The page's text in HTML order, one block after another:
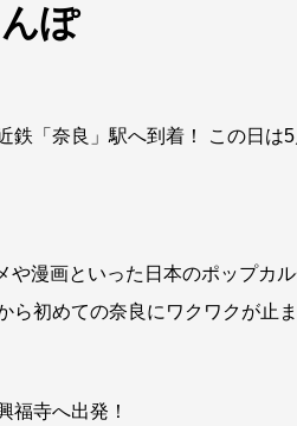
ぽ
鉄「奈良」駅へ到着！ この日
漫画といった日本のポップカ
初めての奈良にワクワクが止
福寺へ出発！